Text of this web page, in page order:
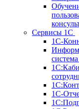
Сервисы 1С
1С-
1С-